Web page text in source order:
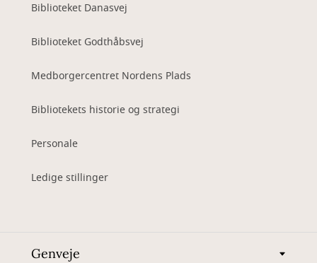
Biblioteket Danasvej
Biblioteket Godthåbsvej
Medborgercentret Nordens Plads
Bibliotekets historie og strategi
Personale
Ledige stillinger
Genveje